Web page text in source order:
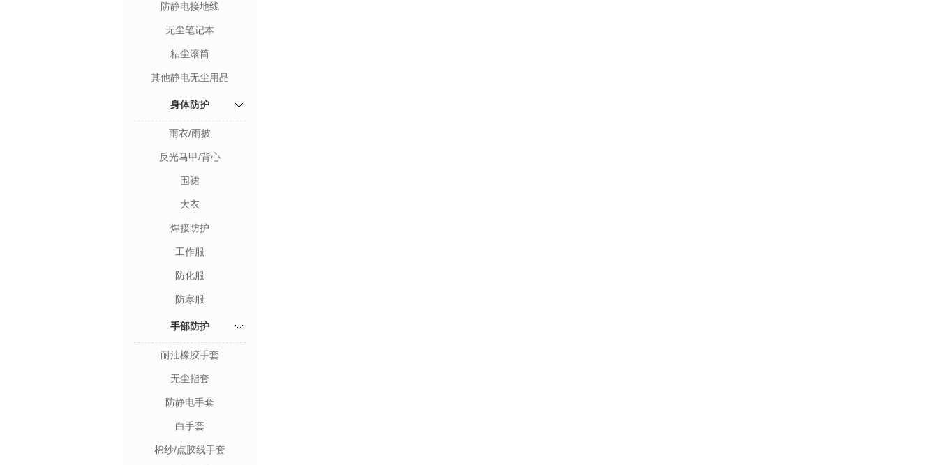
防静电接地线
无尘笔记本
粘尘滚筒
其他静电无尘用品
身体防护
雨衣/雨披
反光马甲/背心
围裙
大衣
焊接防护
工作服
防化服
防寒服
手部防护
耐油橡胶手套
无尘指套
防静电手套
白手套
棉纱/点胶线手套